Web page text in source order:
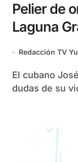
Pelier de
Laguna
Redacción TV
El cubano José Ramón Pelier nunca tuvo
dudas de su